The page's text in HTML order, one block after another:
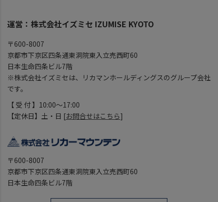
運営：株式会社イズミセ IZUMISE KYOTO
〒600-8007
京都市下京区四条通東洞院東入立売西町60
日本生命四条ビル7階
※株式会社イズミセは、リカマンホールディングスのグループ会社
です。
【 受 付 】10:00～17:00
【定休日】土・日 [お問合せはこちら]
〒600-8007
京都市下京区四条通東洞院東入立売西町60
日本生命四条ビル7階